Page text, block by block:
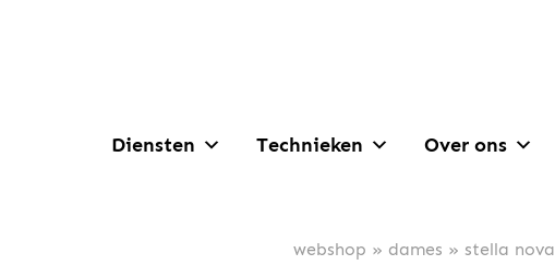
Diensten Technieken Over ons
webshop » dames » stella nova